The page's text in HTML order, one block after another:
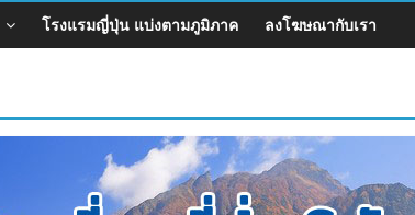
โรงแรมญี่ปุ่น แบ่งตามภูมิภาค ลงโฆษณากับเรา